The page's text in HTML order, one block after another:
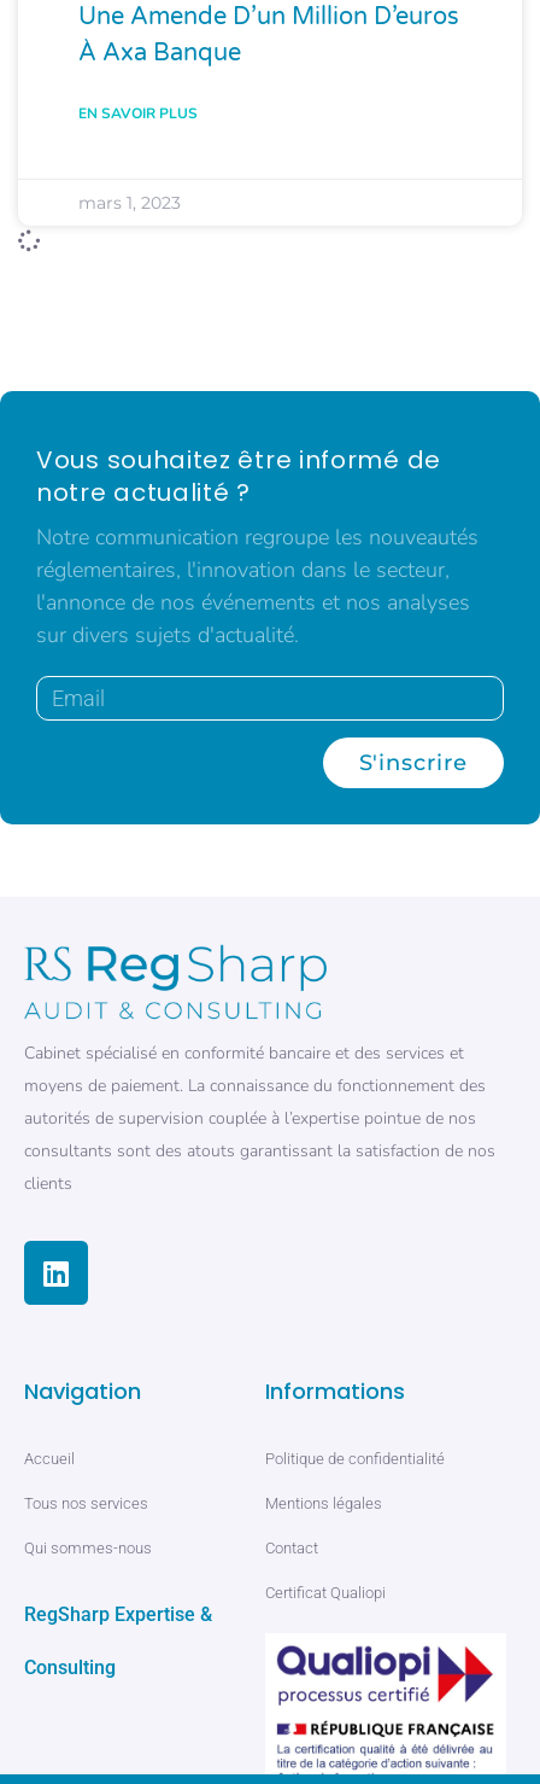
Une Amende D’un Million D’euros
À Axa Banque
EN SAVOIR PLUS
mars 1, 2023
Vous souhaitez être informé de
notre actualité ?
Notre communication regroupe les nouveautés
réglementaires, l'innovation dans le secteur,
l'annonce de nos événements et nos analyses
sur divers sujets d'actualité.
S'inscrire
Cabinet spécialisé en conformité bancaire et des services et
moyens de paiement. La connaissance du fonctionnement des
autorités de supervision couplée à l’expertise pointue de nos
consultants sont des atouts garantissant la satisfaction de nos
clients
Navigation
Accueil
Tous nos services
Qui sommes-nous
RegSharp Expertise &
Consulting
Informations
Politique de confidentialité
Mentions légales
Contact
Certificat Qualiopi